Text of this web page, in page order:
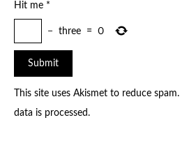
Hit me*
− three = 0
This site uses Akismet to reduce spam.
data is processed.